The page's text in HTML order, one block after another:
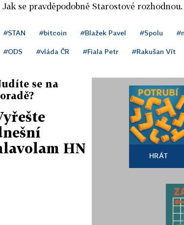
Jak se pravděpodobně Starostové rozhodnou.
#STAN #bitcoin #Blažek Pavel #Spolu
#ODS #vláda ČR #Fiala Petr #Rakušan Vít
se na
HN
HRÁT